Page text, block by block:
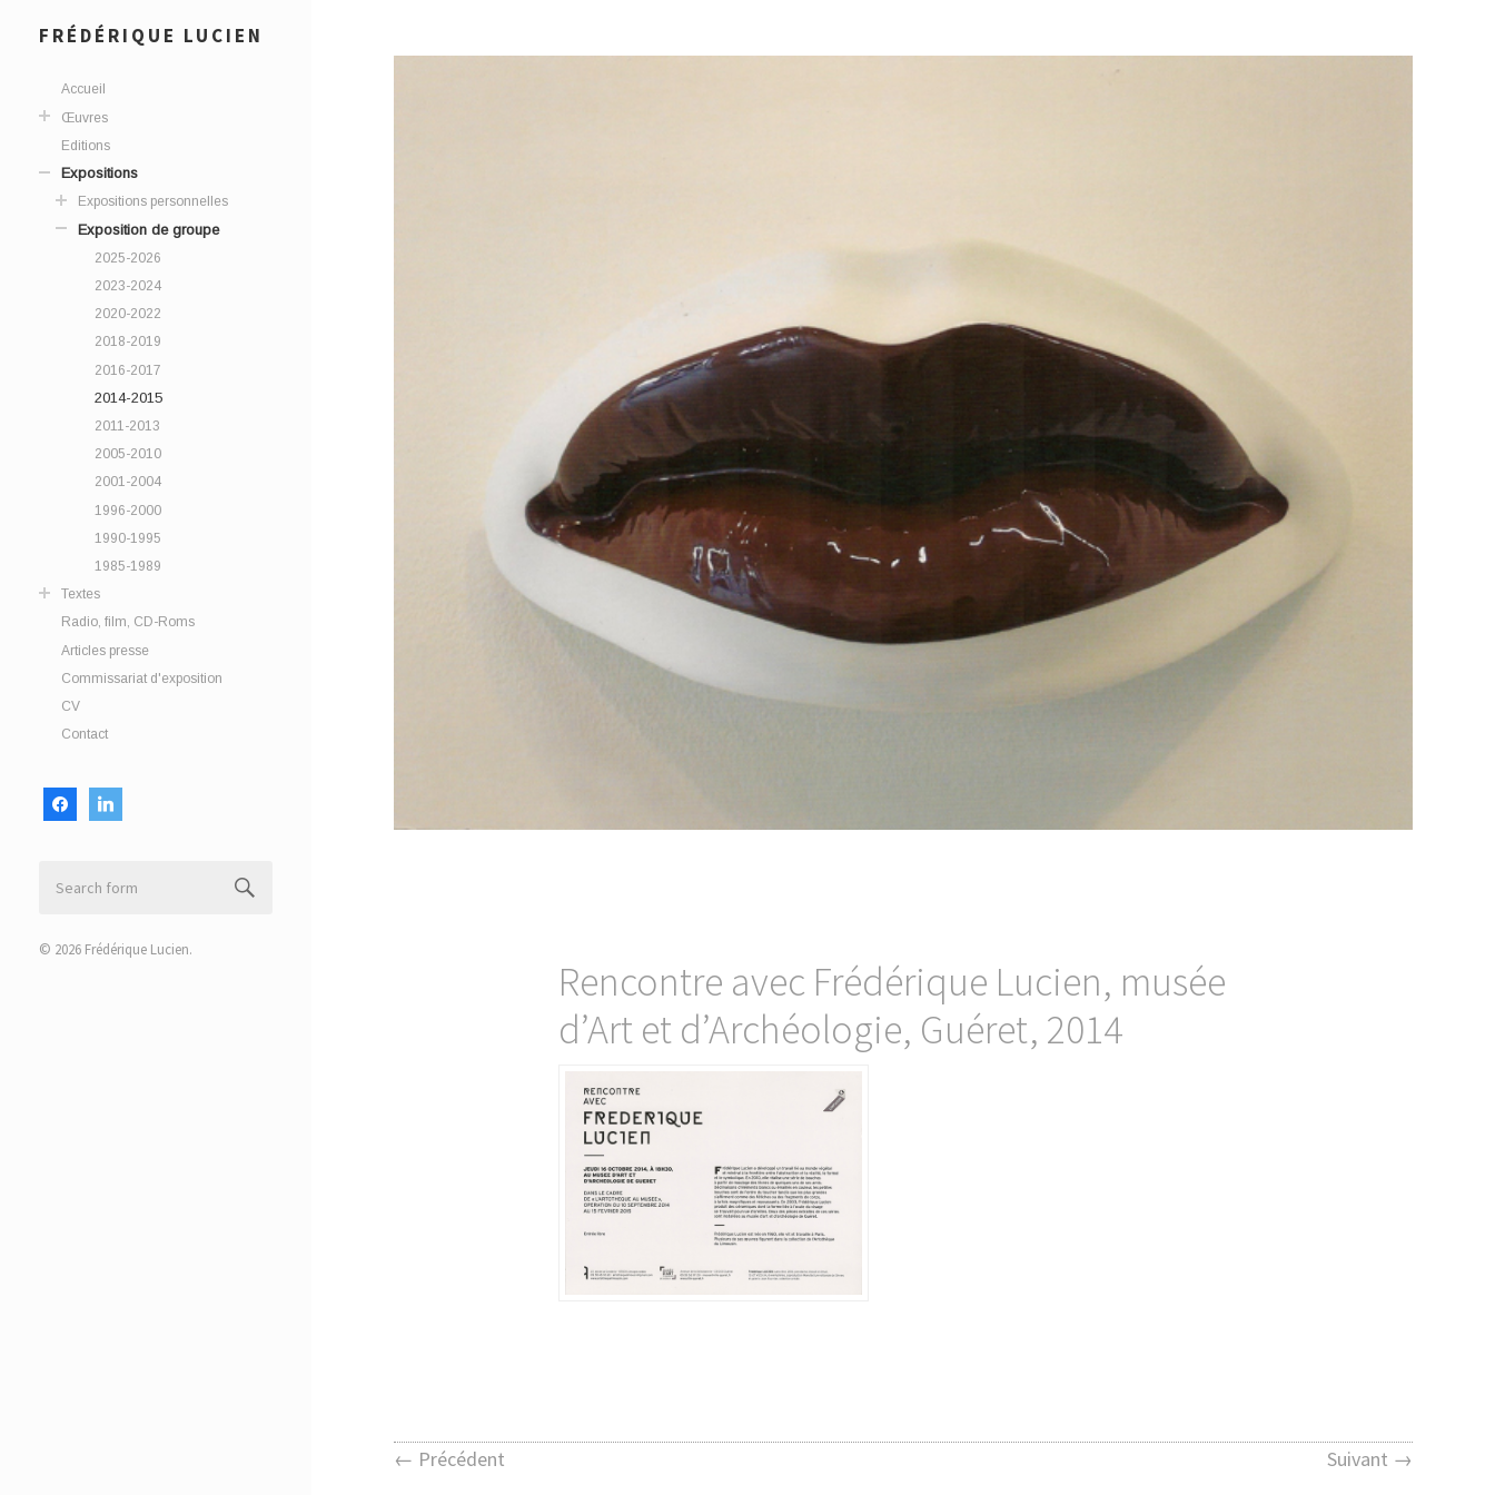
FRÉDÉRIQUE LUCIEN
Accueil
Œuvres
Editions
Expositions
Expositions personnelles
Exposition de groupe
2025-2026
2023-2024
2020-2022
2018-2019
2016-2017
2014-2015
2011-2013
2005-2010
2001-2004
1996-2000
1990-1995
1985-1989
Textes
Radio, film, CD-Roms
Articles presse
Commissariat d'exposition
CV
Contact
facebooklinkedin
© 2026 Frédérique Lucien.
Rencontre avec Frédérique Lucien, musée
d’Art et d’Archéologie, Guéret, 2014
← Précédent Suivant →